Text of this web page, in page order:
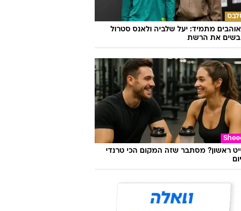
מתמיד: יעל שלביה ולאנס סטרול
את הרשת
ראשון? מסתבר שזה המקום הכי טרנדי